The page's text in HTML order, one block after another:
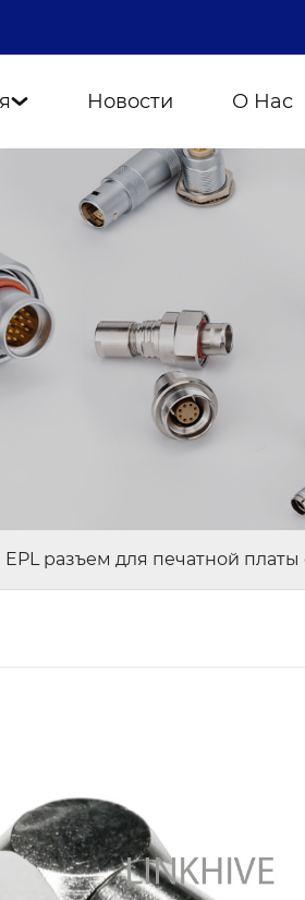
 Новости О Нас
разъем для печатной